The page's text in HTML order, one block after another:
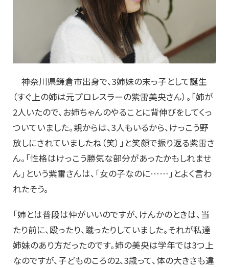
神奈川県鎌倉市出身で、3姉妹の末っ子として誕生
（すぐ上の姉は元プロレスラーの紫雷美央さん）。「姉が
2人いたので、お姉ちゃんのやることに背伸びをしてくっ
ついていました。親からは、3人もいるから、けっこう野
放しにされていましたね（笑）」と笑顔で振り返る紫雷さ
ん。「性格はけっこう勝気な部分があったかもしれませ
ん」という紫雷さんは、「女の子なのに……」とよく言わ
れたそう。
「姉とは普段は仲がいいのですが、けんかのときは、当
たり前に、殴ったり、蹴ったりしていました。それが私達
姉妹のあり方だったのです。姉の美央は学年では3つ上
なのですが、子どものころの2、3歳って、体の大きさも違